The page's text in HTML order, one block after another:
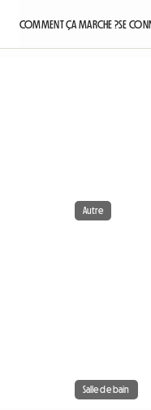
COMMENT ÇA MARCHE ?SE
Autre
Salle de bain